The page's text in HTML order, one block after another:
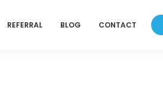
REFERRAL BLOG CONTACT